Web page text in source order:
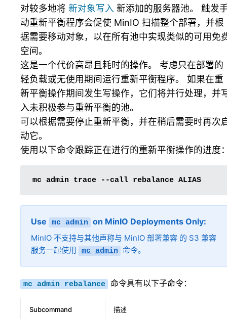
对较多地将 新对象写入 新添加的服务器池。 触发
动重新平衡程序会促使 MinIO 扫描整个部署，并根
据需要移动对象，以在所有池中实现类似的可用免
空间。
这是一个代价高昂且耗时的操作。 考虑只在部署的
轻负载或无使用期间运行重新平衡程序。 如果在重
新平衡操作期间发生写操作，它们将并行处理，并
入未积极参与重新平衡的池。
可以根据需要停止重新平衡，并在稍后需要时再次
动它。
使用以下命令跟踪正在进行的重新平衡操作的进度
mc admin trace --call rebalance
Use mc admin on MinIO Deployments Only
MinIO 不支持与其他声称与 MinIO 部署兼容 的 S3 兼容
服务一起使用
mc admin 命令。
mc admin rebalance 命令具有以下子命令：
Subcommand 描述